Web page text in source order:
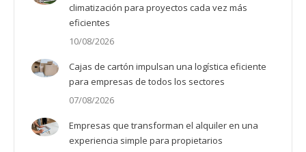
climatización para proyectos cada vez más
eficientes
10/08/2026
Cajas de cartón impulsan una logística eficiente
para empresas de todos los sectores
07/08/2026
Empresas que transforman el alquiler en una
experiencia simple para propietarios